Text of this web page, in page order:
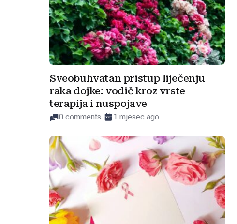
Sveobuhvatan pristup liječenju
raka dojke: vodič kroz vrste
terapija i nuspojave
0 comments 1 mjesec ago